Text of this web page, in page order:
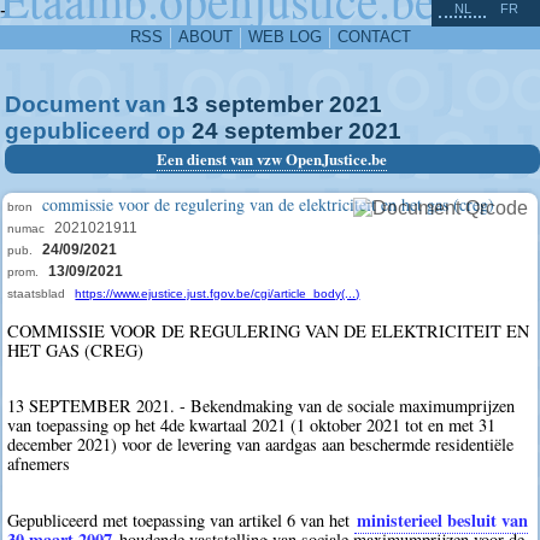
-
RSS ABOUT WEB LOG CONTACT
NL FR
Document van 13 september 2021
gepubliceerd op 24 september 2021
Een dienst van vzw OpenJustice.be
bron commissie voor de regulering van de elektriciteit en het gas (creg)
numac 2021021911
pub. 24/09/2021
prom. 13/09/2021
staatsblad https://www.ejustice.just.fgov.be/cgi/article_body(...)
COMMISSIE VOOR DE REGULERING VAN DE ELEKTRICITEIT EN
HET GAS (CREG)
13 SEPTEMBER 2021. - Bekendmaking van de sociale maximumprijzen
van toepassing op het 4de kwartaal 2021 (1 oktober 2021 tot en met 31
december 2021) voor de levering van aardgas aan beschermde residentiële
afnemers
Gepubliceerd met toepassing van artikel 6 van het ministerieel besluit van
^